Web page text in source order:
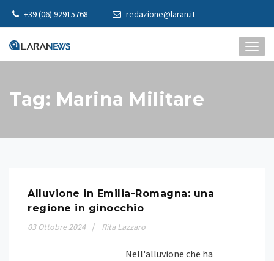
+39 (06) 92915768 redazione@laran.it
Tag: Marina Militare
Alluvione in Emilia-Romagna: una
regione in ginocchio
03 Ottobre 2024 Rita Lazzaro
Nell'alluvione che ha